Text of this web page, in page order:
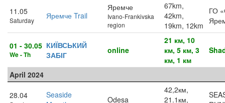
11.05
Saturday Яремче Trail
Яремче
Ivano-Frankivska
region
67km,
42km,
19km, 12km
ГО
01 - 30.05
We - Th
КИЇВСЬКИЙ
ЗАБІГ
online
21 км, 10
км, 5 км, 3
км, 1 км
April 2024
28.04
Seaside
Odesa
42,2км,
21.1км,